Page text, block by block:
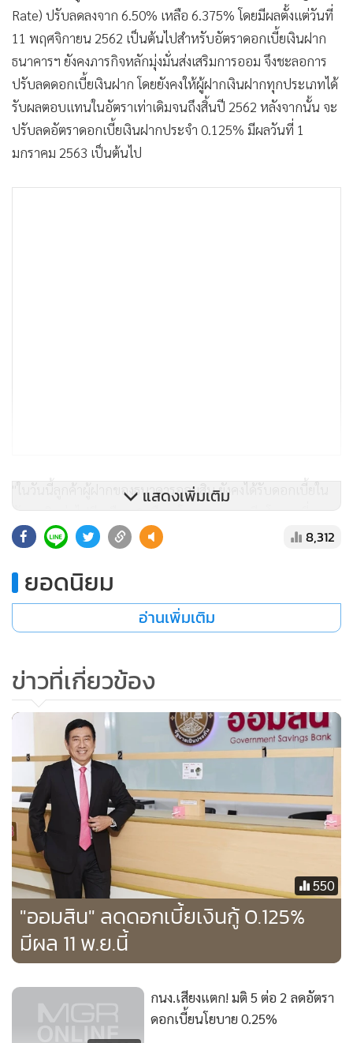
Rate) ปรับลดลงจาก 6.50% เหลือ 6.375% โดยมีผลตั้งแต่วันที่
11 พฤศจิกายน 2562 เป็นต้นไปสำหรับอัตราดอกเบี้ยเงินฝาก
ธนาคารฯ ยังคงภารกิจหลักมุ่งมั่นส่งเสริมการออม จึงชะลอการ
ปรับลดดอกเบี้ยเงินฝาก โดยยังคงให้ผู้ฝากเงินฝากทุกประเภทได้
รับผลตอบแทนในอัตราเท่าเดิมจนถึงสิ้นปี 2562 หลังจากนั้น จะ
ปรับลดอัตราดอกเบี้ยเงินฝากประจำ 0.125% มีผลวันที่ 1
มกราคม 2563 เป็นต้นไป
"ในวันนี้ลูกค้าผู้ฝากของธนาคารออมสิน ยังคงได้รับดอกเบี้ยใน
อัตราเดิมต่อไปอีกเกือบ 2 เดือน โดยธนาคารฯ มีนโยบายที่จะลด
ดอกเบี้ยเงินฝากให้ช้าที่สุด เพื่อส่งเสริมการออมอย่างต่อเนื่อง จึง
ดอกเบี้ยเงินฝากในวันขึ้นปีใหม่ 2563 โดยขอแนะนำว่าให้ฝาก
เงินระยะยาวเพื่อจะได้รับดอกเบี้ยที่คุ้มค่ามากกว่าเมื่อมีการปรับ
ลดในวันที่ 1 มกราคม 2563"
**ไทยพาณิชย์ลด ดบ.ทั้ง 2 ขา มีผล 11 พ.ย.นี่้
นายอาทิตย์ นันทวิทยา ประธานเจ้าหน้าที่บริหารและประธาน
กรรมการบริหาร ธนาคารไทยพาณิชย์ กล่าวว่า ธนาคารไทย
พาณิชย์มีเจตนารมณ์ที่จะช่วยลดภาระต้นทุนในการดำเนินธุรกิจ
ของลูกค้าเอสเอ็มอี และลูกค้ารายย่อย เพื่อสนับสนุนการปรับตัว
ต่อความท้าทายจากสภาวะเศรษฐกิจไทยที่ได้รับผลกระทบจาก
สงครามการค้า และการชะลอตัวของการใช้จ่ายในประเทศ จึง
ขานรับทิศทางการปรับลดดอกเบี้ยนโยบายของคณะกรรมการ
นโยบายการเงิน (กนง.) ด้วยการประกาศปรับลดอัตราดอกเบี้ย
ลูกค้ารายย่อยชั้นดี (MRR) ลง 0.25% มาอยู่ที่ 6.87% พร้อมกันนี้
ได้ปรับลดอัตราดอกเบี้ยเงินฝากประจำลง 0.25% เพื่อให้
สอดคล้องต่อภาวะสภาพคล่องในระบบการเงินในปัจจุบัน
ประจำใหม่ จะมีผลตั้งแต่วันศุกร์ที่ 8 พฤศจิกายนเป็นต้นไป
แสดงเพิ่มเติม
8,312
ยอดนิยม
อ่านเพิ่มเติม
ข่าวที่เกี่ยวข้อง
550
"ออมสิน" ลดดอกเบี้ยเงินกู้ 0.125%
มีผล 11 พ.ย.นี้
กนง.เสียงแตก! มติ 5 ต่อ 2 ลดอัตรา
ดอกเบี้ยนโยบาย 0.25%